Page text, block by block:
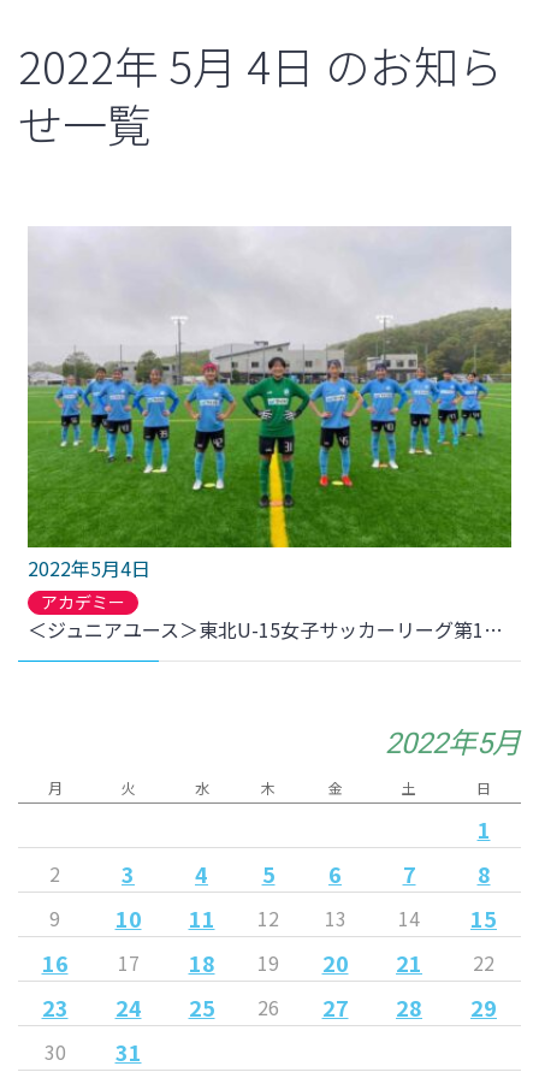
2022年 5月 4日 のお知ら
せ一覧
2022年5月4日
アカデミー
＜ジュニアユース＞東北U-15女子サッカーリーグ第1節 CrapueJFC戦 結果のお知らせ
2022年5月
月 火 水 木 金 土 日
1
2 3 4 5 6 7 8
9 10 11 12 13 14
15
16
17 18 19 20 21 22
23 24 25 26 27 28 29
30 31